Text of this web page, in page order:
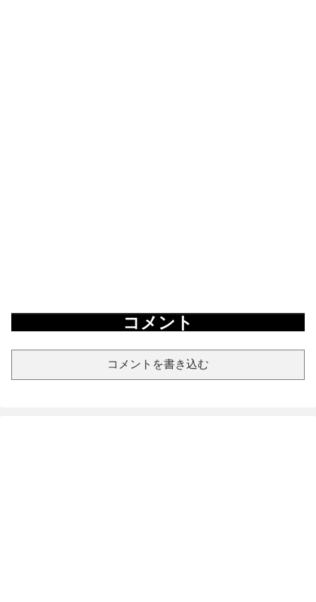
コメント
コメントを書き込む